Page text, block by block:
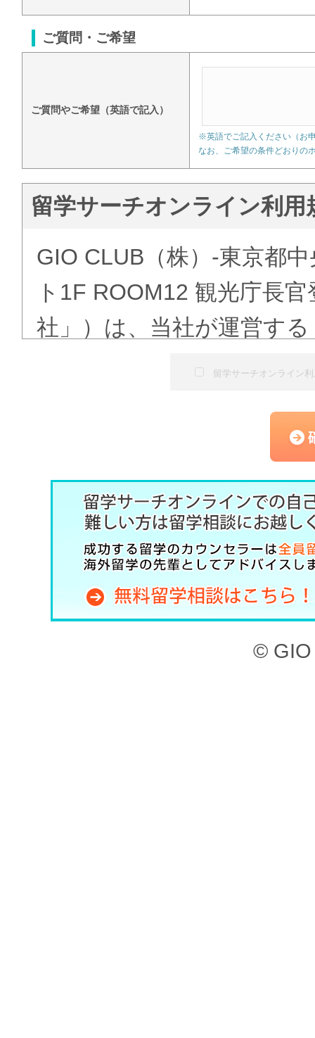
ご質問・ご希望
ご質問やご希望（英語で記入）
※英語でご記入ください（お
なお、ご希望の条件どおりの
留学サーチオンライン利用
GIO CLUB（株）-東京都
ト1F ROOM12 観光庁長
社」）は、当社が運営す
ある「語学学校検索」（
（以下、「本サービス」
記のとおり、留学サーチ
約」といいます。）を定
した上で、本サービスを
第1章 （目的）
本サイト、ならびに本サ
ービスを利用することが
留学サーチオンライン
© GIO